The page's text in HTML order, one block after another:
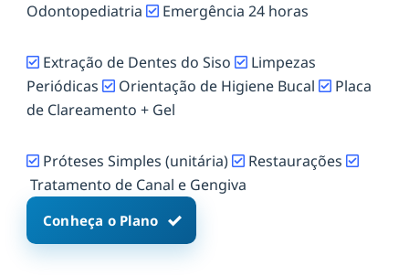
Odontopediatria
Emergência 24 horas
Extração de Dentes do Siso
Limpezas
Periódicas
Orientação de Higiene Bucal
Placa
de Clareamento + Gel
Próteses Simples (unitária)
Restaurações
Tratamento de Canal e Gengiva
Conheça o Plano